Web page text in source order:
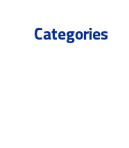
Categories